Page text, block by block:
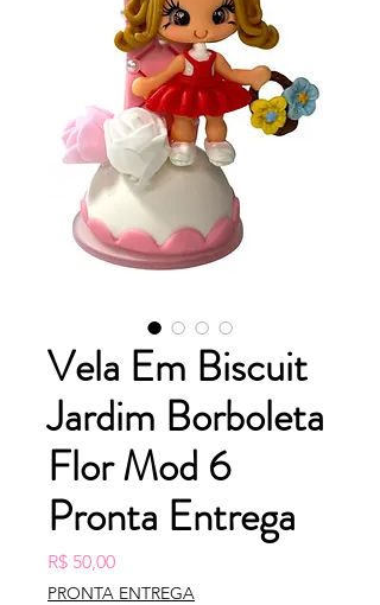
Vela Em Biscuit
Jardim Borboleta
Flor Mod 6
Pronta Entrega
R$ 50,00Preço
PRONTA ENTREGA